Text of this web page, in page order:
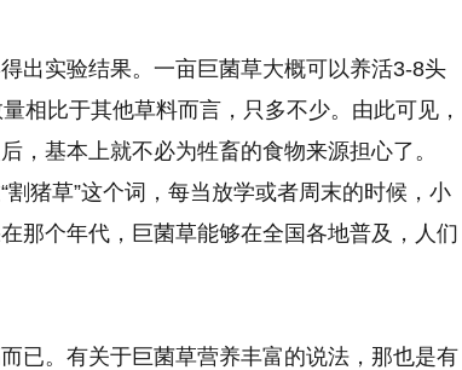
出实验结果。一亩巨菌草大概可以养活3-8头
相比于其他草料而言，只多不少。由此可见，
，基本上就不必为牲畜的食物来源担心了。
猪草”这个词，每当放学或者周末的时候，小
那个年代，巨菌草能够在全国各地普及，人们
已。有关于巨菌草营养丰富的说法，那也是有